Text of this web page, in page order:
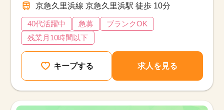
京急久里浜線 京急久里浜駅 徒歩 10分
40代活躍中 急募
ブランクOK
残業月10時間以下
キープする 求人を見る